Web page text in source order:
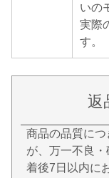
いの
実際
す。
返
商品の品質に
が、万一不良
着後7日以内に